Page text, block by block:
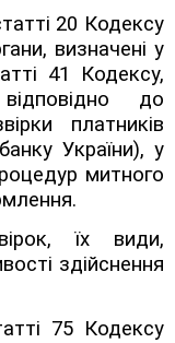
20 Кодексу
визначені у
41 Кодексу,
до
платників
України), у
митного
їх види,
здійснення
75 Кодексу